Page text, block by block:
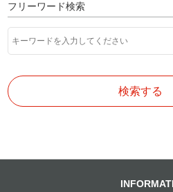
フリーワード検索
検索する